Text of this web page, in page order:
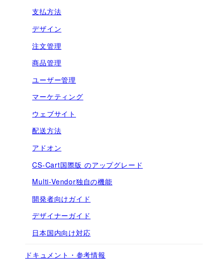
支払方法
デザイン
注文管理
商品管理
ユーザー管理
マーケティング
ウェブサイト
配送方法
アドオン
CS-Cart国際版 のアップグレード
Multi-Vendor独自の機能
開発者向けガイド
デザイナーガイド
日本国内向け対応
ドキュメント・参考情報